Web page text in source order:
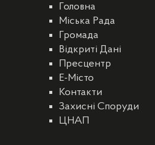
Головна
Міська Рада
Громада
Відкриті Дані
Пресцентр
E-Місто
Контакти
Захисні Споруди
ЦНАП